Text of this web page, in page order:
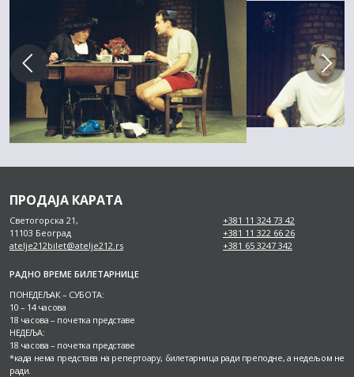
ПРОДАЈА КАРАТА
Светогорска 21,
11103 Београд
atelje212bilet@atelje212.rs
+381 11 324 73 42
+381 11 322 66 26
+381 65 3247 342
РАДНО ВРЕМЕ БИЛЕТАРНИЦЕ
ПОНЕДЕЉАК – СУБОТА:
10 – 14 часова
18 часова – почетка представе
НЕДЕЉА:
18 часова – почетка представе
*када нема представа на репертоару, билетарница ради преподне, а недељом не
ради.